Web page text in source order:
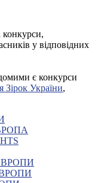
конкурси,
у відповідних
є конкурси
Зірок України,